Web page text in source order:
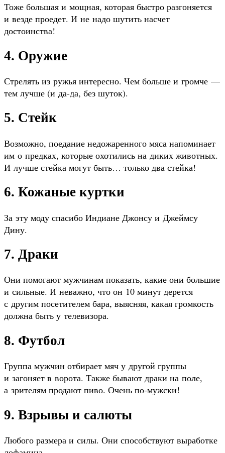
Тоже большая и мощная, которая быстро разгоняется
и везде проедет. И не надо шутить насчет
достоинства!
4. Оружие
Стрелять из ружья интересно. Чем больше и громче —
тем лучше (и да-да, без шуток).
5. Стейк
Возможно, поедание недожаренного мяса напоминает
им о предках, которые охотились на диких животных.
И лучше стейка могут быть… только два стейка!
6. Кожаные куртки
За эту моду спасибо Индиане Джонсу и Джеймсу
Дину.
7. Драки
Они помогают мужчинам показать, какие они большие
и сильные. И неважно, что он 10 минут дерется
с другим посетителем бара, выясняя, какая громкость
должна быть у телевизора.
8. Футбол
Группа мужчин отбирает мяч у другой группы
и загоняет в ворота. Также бывают драки на поле,
а зрителям продают пиво. Очень по‑мужски!
9. Взрывы и салюты
Любого размера и силы. Они способствуют выработке